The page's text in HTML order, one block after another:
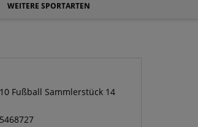
WEITERE SPORTARTEN
Fußball Sammlerstück 14